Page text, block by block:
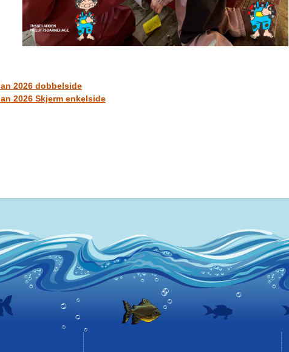
2026 dobbelside
2026 Skjerm enkelside